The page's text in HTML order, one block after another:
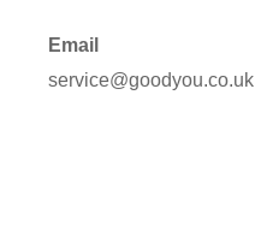
Email
service@goodyou.co.uk